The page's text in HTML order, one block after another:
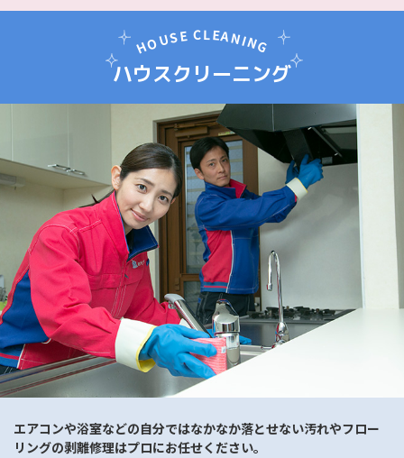
HOUSE CLEANING
ハウスクリーニング
エアコンや浴室などの自分ではなかなか落とせない汚れやフロー
リングの剥離修理はプロにお任せください。